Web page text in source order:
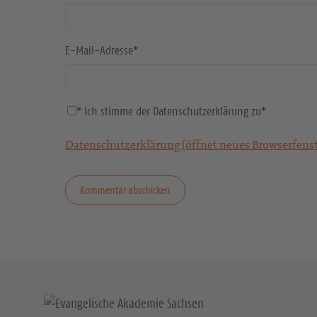
E-Mail-Adresse*
* Ich stimme der Datenschutzerklärung zu*
Datenschutzerklärung (öffnet neues